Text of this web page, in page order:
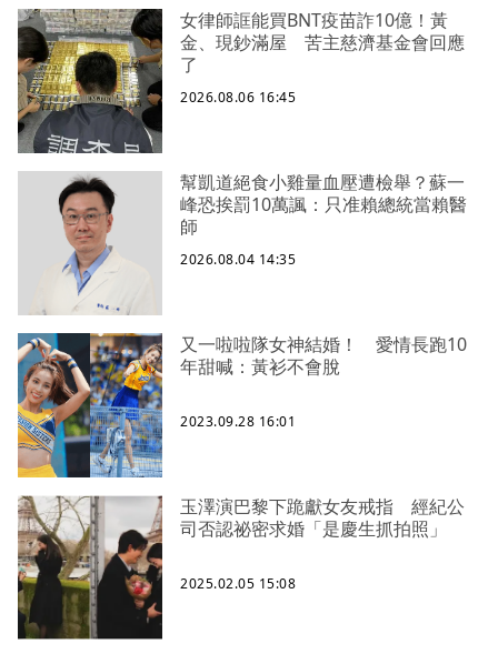
女律師誆能買BNT疫苗詐10億！黃
金、現鈔滿屋 苦主慈濟基金會回應
了
2026.08.06 16:45
幫凱道絕食小雞量血壓遭檢舉？蘇一
峰恐挨罰10萬諷：只准賴總統當賴醫
師
2026.08.04 14:35
又一啦啦隊女神結婚！ 愛情長跑10
年甜喊：黃衫不會脫
2023.09.28 16:01
玉澤演巴黎下跪獻女友戒指 經紀公
司否認祕密求婚「是慶生抓拍照」
2025.02.05 15:08